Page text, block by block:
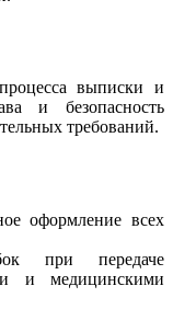
выписки и
и безопасность
требований.
оформление всех
при передаче
и медицинскими